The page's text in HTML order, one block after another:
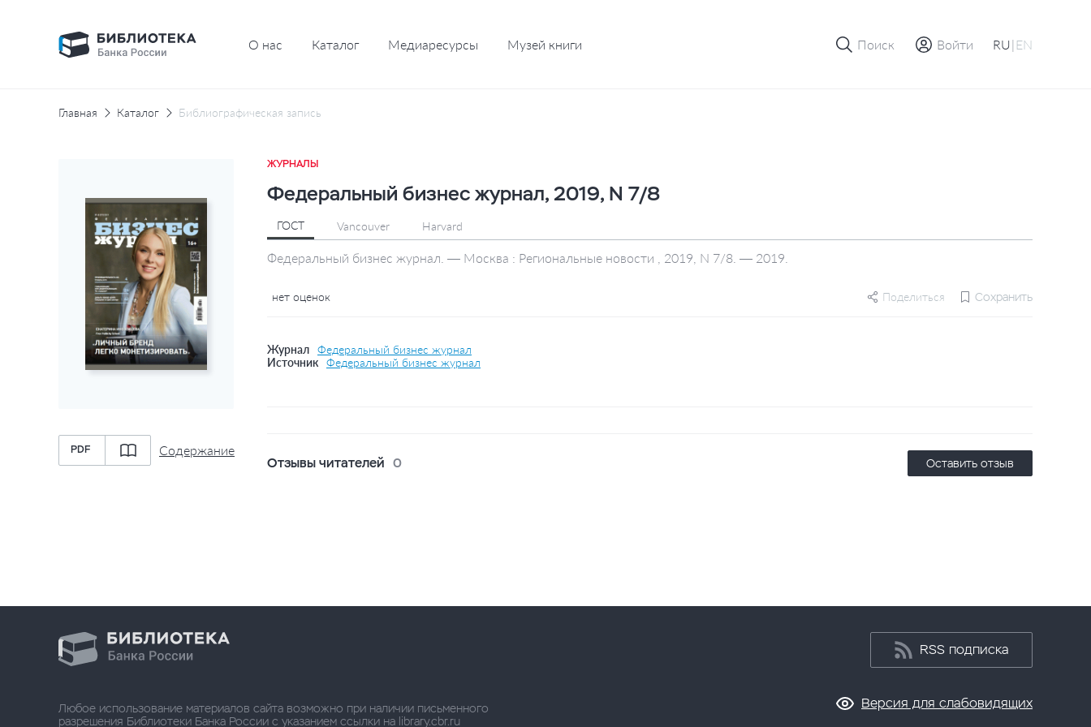
О нас Каталог Медиаресурсы Музей книги Поиск Войти RU| EN
Главная Каталог Библиографическая запись
PDF Содержание
ЖУРНАЛЫ
Федеральный бизнес журнал, 2019, N 7/8
ГОСТ Vancouver Harvard
Федеральный бизнес журнал. — Москва : Региональные новости , 2019, N 7/8. — 2019.
нет оценок Поделиться Сохранить
Журнал Федеральный бизнес журнал
Источник Федеральный бизнес журнал
Отзывы читателей 0 Оставить отзыв
Любое использование материалов сайта возможно при наличии письменного
разрешения Библиотеки Банка России с указанием ссылки на library.cbr.ru
RSS подписка
Версия для слабовидящих